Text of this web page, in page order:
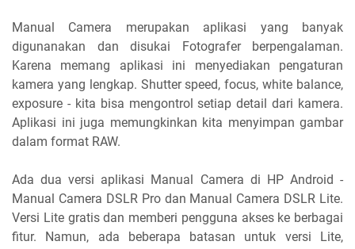
Manual Camera merupakan aplikasi yang banyak
digunanakan dan disukai Fotografer berpengalaman.
Karena memang aplikasi ini menyediakan pengaturan
kamera yang lengkap. Shutter speed, focus, white balance,
exposure - kita bisa mengontrol setiap detail dari kamera.
Aplikasi ini juga memungkinkan kita menyimpan gambar
dalam format RAW.
Ada dua versi aplikasi Manual Camera di HP Android -
Manual Camera DSLR Pro dan Manual Camera DSLR Lite.
Versi Lite gratis dan memberi pengguna akses ke berbagai
fitur. Namun, ada beberapa batasan untuk versi Lite,